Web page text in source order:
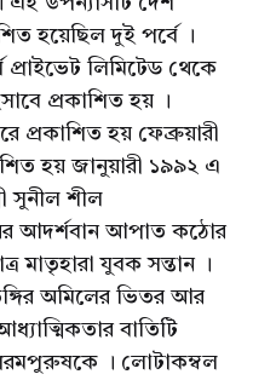
হয়েছিল দুই পর্বে ।
প্রাইভেট লিমিটেড থেকে
প্রকাশিত হয় ।
প্রকাশিত হয় ফেব্রুয়ারী
হয় জানুয়ারী ১৯৯২ এ
সুনীল শীল
আদর্শবান আপাত কঠোর
যুবক সন্তান ।
অমিলের ভিতর আর
বাতিটি
পরমপুরুষকে । লোটাকম্বল